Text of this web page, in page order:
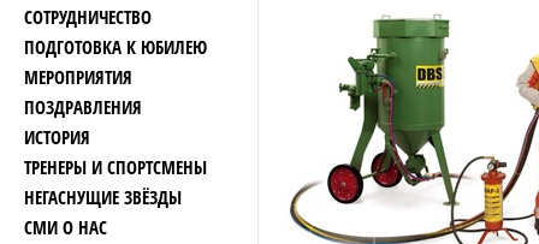
СОТРУДНИЧЕСТВО
ПОДГОТОВКА К ЮБИЛЕЮ
МЕРОПРИЯТИЯ
ПОЗДРАВЛЕНИЯ
ИСТОРИЯ
ТРЕНЕРЫ И СПОРТСМЕНЫ
НЕГАСНУЩИЕ ЗВЁЗДЫ
СМИ О НАС